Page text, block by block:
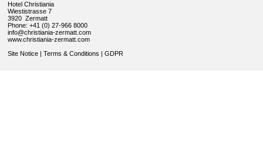
Hotel Christiania
Wiestistrasse 7
3920 Zermatt
Phone: +41 (0) 27-966 8000
info@christiania-zermatt.com
www.christiania-zermatt.com
Site Notice | Terms & Conditions | GDPR